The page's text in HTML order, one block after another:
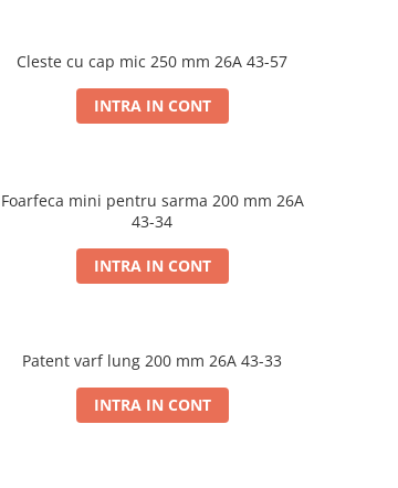
Cleste cu cap mic 250 mm 26A 43-57
INTRA IN CONT
Foarfeca mini pentru sarma 200 mm 26A
43-34
INTRA IN CONT
Patent varf lung 200 mm 26A 43-33
INTRA IN CONT